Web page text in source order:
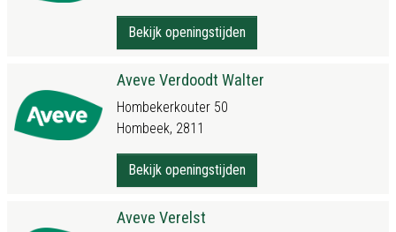
Bekijk openingstijden
Aveve Verdoodt Walter
Hombekerkouter 50
Hombeek, 2811
Bekijk openingstijden
Aveve Verelst